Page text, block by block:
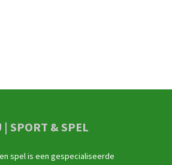
| SPORT & SPEL
spel is een gespecialiseerde